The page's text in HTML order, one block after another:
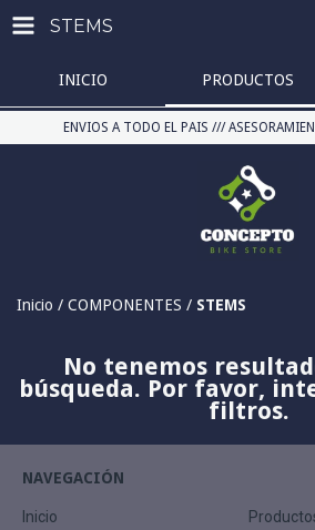
STEMS
INICIO PRODUCTOS
ENVIOS A TODO EL PAIS ///
Inicio / COMPONENTES / STEMS
No tenemos
búsqueda. Por favor,
filtros.
NAVEGACIÓN
Inicio